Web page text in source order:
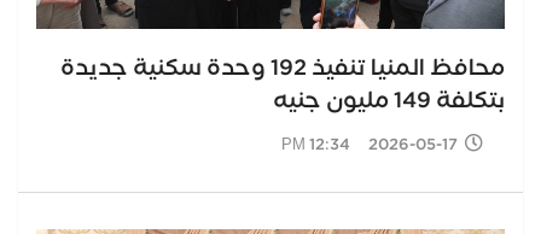
محافظ المنيا تنفيذ 192 وحدة سكنية جديدة
بتكلفة 149 مليون جنيه
2026-05-17 12:34 PM